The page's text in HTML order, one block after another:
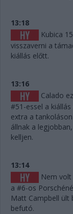
13:18
Kubica
visszaverni a
kiállás előtt.
13:16
Calado
#51-essel a
extra a
állnak a
kelljen.
13:14
Nem
a #6-os
Matt Campbell ült
befutó.